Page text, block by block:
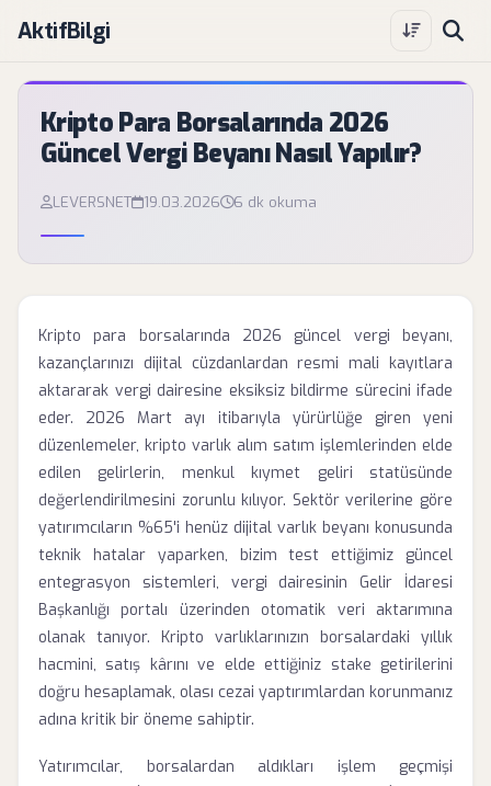
AktifBilgi
Kripto Para Borsalarında 2026
Güncel Vergi Beyanı Nasıl Yapılır?
LEVERSNET 19.03.2026 6 dk okuma
Kripto para borsalarında 2026 güncel vergi beyanı,
kazançlarınızı dijital cüzdanlardan resmi mali kayıtlara
aktararak vergi dairesine eksiksiz bildirme sürecini ifade
eder. 2026 Mart ayı itibarıyla yürürlüğe giren yeni
düzenlemeler, kripto varlık alım satım işlemlerinden elde
edilen gelirlerin, menkul kıymet geliri statüsünde
değerlendirilmesini zorunlu kılıyor. Sektör verilerine göre
yatırımcıların %65'i henüz dijital varlık beyanı konusunda
teknik hatalar yaparken, bizim test ettiğimiz güncel
entegrasyon sistemleri, vergi dairesinin Gelir İdaresi
Başkanlığı portalı üzerinden otomatik veri aktarımına
olanak tanıyor. Kripto varlıklarınızın borsalardaki yıllık
hacmini, satış kârını ve elde ettiğiniz stake getirilerini
doğru hesaplamak, olası cezai yaptırımlardan korunmanız
adına kritik bir öneme sahiptir.
Yatırımcılar, borsalardan aldıkları işlem geçmişi